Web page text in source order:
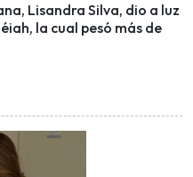
Lisandra Silva, dio a luz
la cual pesó más de